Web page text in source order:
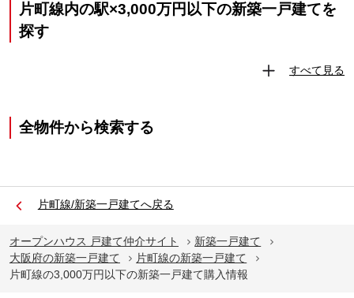
片町線内の駅×3,000万円以下の新築一戸建てを
探す
すべて見る
全物件から検索する
片町線/新築一戸建てへ戻る
オープンハウス 戸建て仲介サイト
新築一戸建て
大阪府の新築一戸建て
片町線の新築一戸建て
片町線の3,000万円以下の新築一戸建て購入情報